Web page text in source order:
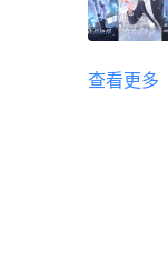
查看更多